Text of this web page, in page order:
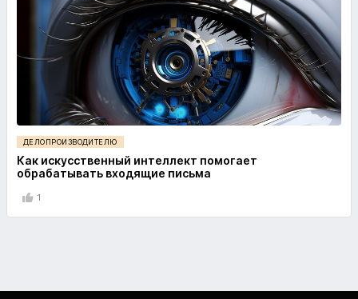
ДЕЛОПРОИЗВОДИТЕЛЮ
Как искусственный интеллект помогает
обрабатывать входящие письма
1